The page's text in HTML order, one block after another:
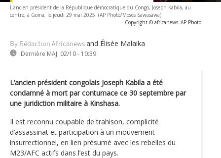
L'ancien président de la République démocratique du Congo, Joseph Kabila, au
centre, à Goma, le jeudi 29 mai 2025. (AP Photo/Moses Sawasawa)
- Copyright © africanews AP Photo
By Rédaction Africanews and Élisée Malaika
Dernière MAJ: 02/10 - 10:39
L’ancien président congolais Joseph Kabila a été
condamné à mort par contumace ce 30 septembre par
une juridiction militaire à Kinshasa.
Il est reconnu coupable de trahison, complicité
d’assassinat et participation à un mouvement
insurrectionnel, en lien présumé avec les rebelles du
M23/AFC actifs dans l’est du pays.